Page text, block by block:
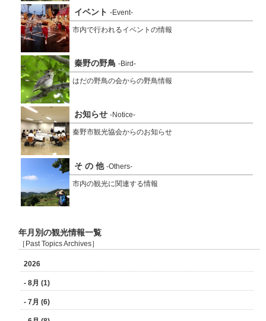
イベント -Event-
市内で行われるイベントの情報
秦野の野鳥 -Bird-
はだの野鳥の会からの野鳥情報
お知らせ -Notice-
秦野市観光協会からのお知らせ
そ の 他 -Others-
市内の観光に関連する情報
年月別の観光情報一覧
［Past Topics Archives］
2026
- 8月 (1)
- 7月 (6)